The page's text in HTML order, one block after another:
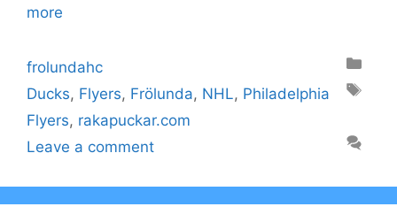
more
Categories
frolundahc
Tags
Ducks, Flyers, Frölunda, NHL, Philadelphia
Flyers, rakapuckar.com
Leave a comment